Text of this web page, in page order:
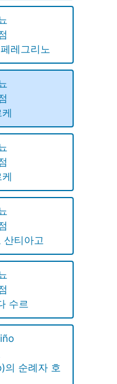
레그리노
산티아고
수르
의 순례자 호